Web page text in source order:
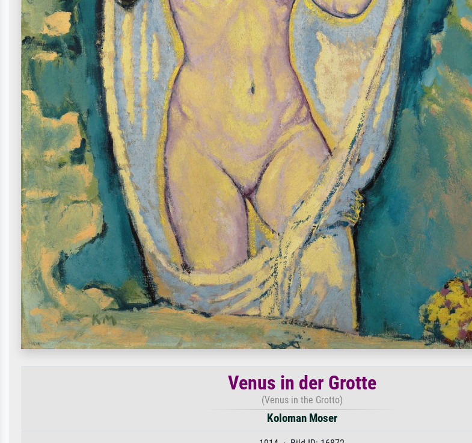
Venus in der Grotte
(Venus in the Grotto)
Koloman Moser